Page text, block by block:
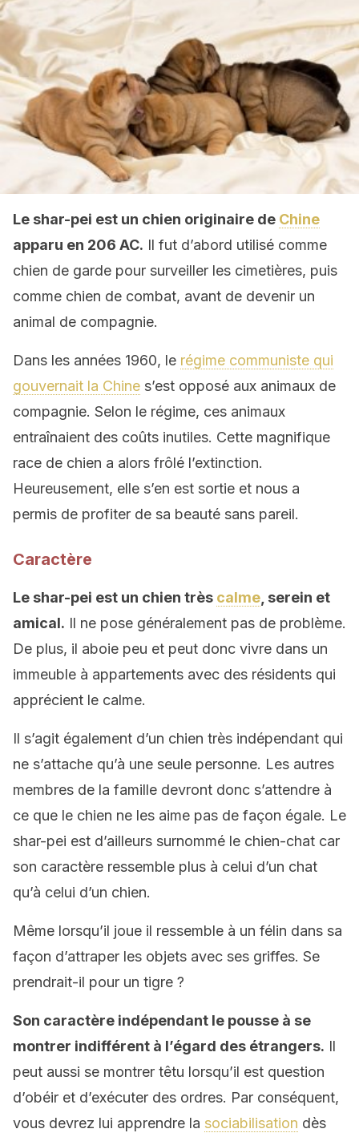
Le shar-pei est un chien originaire de Chine
apparu en 206 AC. Il fut d’abord utilisé comme
chien de garde pour surveiller les cimetières, puis
comme chien de combat, avant de devenir un
animal de compagnie.
Dans les années 1960, le régime communiste qui
gouvernait la Chine s’est opposé aux animaux de
compagnie. Selon le régime, ces animaux
entraînaient des coûts inutiles. Cette magnifique
race de chien a alors frôlé l’extinction.
Heureusement, elle s’en est sortie et nous a
permis de profiter de sa beauté sans pareil.
Caractère
Le shar-pei est un chien très calme , serein et
amical. Il ne pose généralement pas de problème.
De plus, il aboie peu et peut donc vivre dans un
immeuble à appartements avec des résidents qui
apprécient le calme.
Il s’agit également d’un chien très indépendant qui
ne s’attache qu’à une seule personne. Les autres
membres de la famille devront donc s’attendre à
ce que le chien ne les aime pas de façon égale. Le
shar-pei est d’ailleurs surnommé le chien-chat car
son caractère ressemble plus à celui d’un chat
qu’à celui d’un chien.
Même lorsqu’il joue il ressemble à un félin dans sa
façon d’attraper les objets avec ses griffes. Se
prendrait-il pour un tigre ?
Son caractère indépendant le pousse à se
montrer indifférent à l’égard des étrangers. Il
peut aussi se montrer têtu lorsqu’il est question
d’obéir et d’exécuter des ordres. Par conséquent,
vous devrez lui apprendre la sociabilisation dès